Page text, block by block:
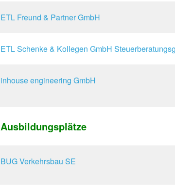
ETL Freund & Partner GmbH
ETL Schenke & Kollegen GmbH
inhouse engineering GmbH
Ausbildungsplätze
BUG Verkehrsbau SE